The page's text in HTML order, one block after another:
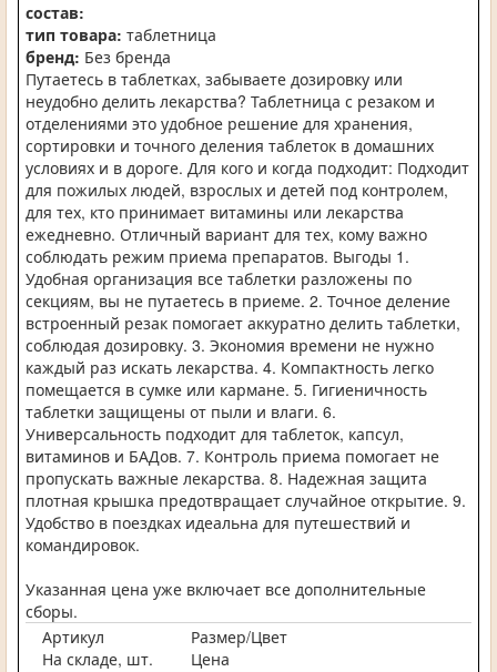
состав:
тип товара: таблетница
бренд: Без бренда
Путаетесь в таблетках, забываете дозировку или
неудобно делить лекарства? Таблетница с резаком и
отделениями это удобное решение для хранения,
сортировки и точного деления таблеток в домашних
условиях и в дороге. Для кого и когда подходит: Подходит
для пожилых людей, взрослых и детей под контролем,
для тех, кто принимает витамины или лекарства
ежедневно. Отличный вариант для тех, кому важно
соблюдать режим приема препаратов. Выгоды 1.
Удобная организация все таблетки разложены по
секциям, вы не путаетесь в приеме. 2. Точное деление
встроенный резак помогает аккуратно делить таблетки,
соблюдая дозировку. 3. Экономия времени не нужно
каждый раз искать лекарства. 4. Компактность легко
помещается в сумке или кармане. 5. Гигиеничность
таблетки защищены от пыли и влаги. 6.
Универсальность подходит для таблеток, капсул,
витаминов и БАДов. 7. Контроль приема помогает не
пропускать важные лекарства. 8. Надежная защита
плотная крышка предотвращает случайное открытие. 9.
Удобство в поездках идеальна для путешествий и
командировок.
Указанная цена уже включает все дополнительные
сборы.
Артикул
Размер/Цвет
На складе, шт.
Цена